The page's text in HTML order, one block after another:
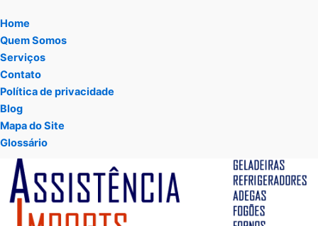
Home
Quem Somos
Serviços
Contato
Política de privacidade
Blog
Mapa do Site
Glossário
Tocador
vídeo